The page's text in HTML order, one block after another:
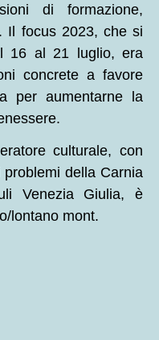
di formazione,
Il focus 2023, che si
16 al 21 luglio, era
concrete a favore
per aumentarne la
culturale, con
della Carnia
Venezia Giulia, è
lontano mont.